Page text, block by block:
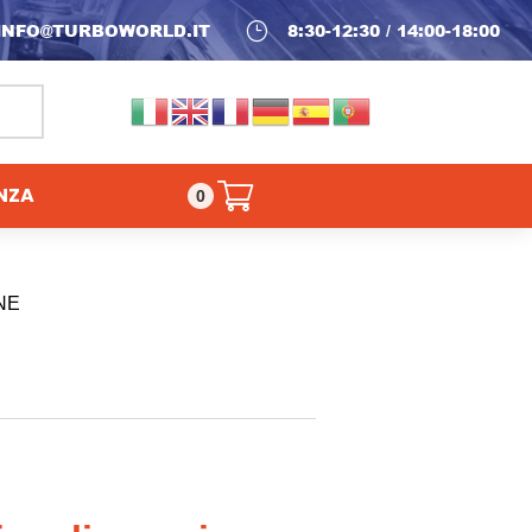
} 8:30-12:30 / 14:00-18:00
0